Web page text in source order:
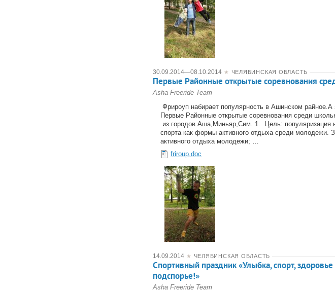
30.09.2014—08.10.2014 ★ ЧЕЛЯБИНСКАЯ ОБЛАСТЬ
Первые Районные открытые соревнования
Asha Freeride Team
Фрироуп набирает популярность в Ашинском райное.А
Первые Районные открытые соревнования среди
из городов Аша,Миньяр,Сим. 1. Цель: популяризация
спорта как формы активного отдыха среди молодежи.
активного отдыха молодежи; …
friroup.doc
14.09.2014 ★ ЧЕЛЯБИНСКАЯ ОБЛАСТЬ
Спортивный праздник «Улыбка, спорт,
подспорье!»
Asha Freeride Team